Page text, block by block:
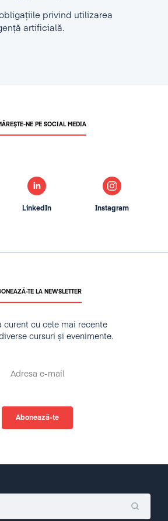
privind utilizarea
artificială.
TE LA NEWSLETTER
curent cu cele mai recente
cursuri și evenimente.
NE PE SOCIAL MEDIA
LinkedIn Instagram